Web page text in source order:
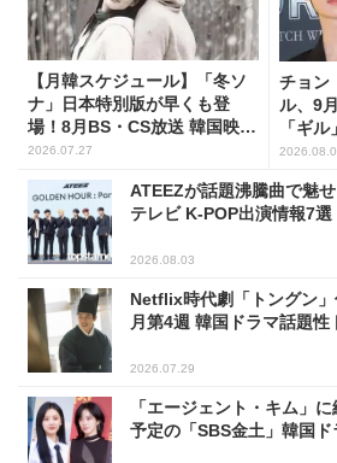
【月韓スケジュール】「冬ソ
ナ」日本特別版が早くも登
場！8月BS・CS放送 韓国映画
(全109選)
2026.07.27
チョン
ル、9
「ギ
ATEEZが話題沸騰曲で魅
テレビ K-POP出演情報7選
2026.08.03
Netflix時代劇「トングン
月第4週 韓国ドラマ話題性
2026.07.29
「エージェント・キム」
予定の「SBS金土」韓国ド